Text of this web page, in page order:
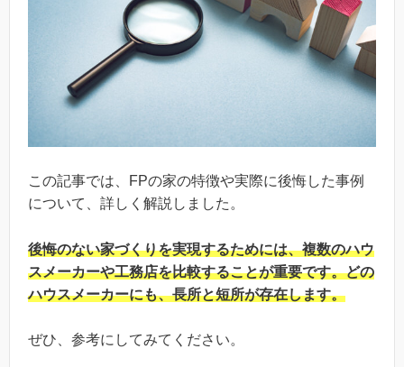
この記事では、FPの家の特徴や実際に後悔した事例
について、詳しく解説しました。
後悔のない家づくりを実現するためには、複数のハウ
スメーカーや工務店を比較することが重要です。どの
ハウスメーカーにも、長所と短所が存在します。
ぜひ、参考にしてみてください。